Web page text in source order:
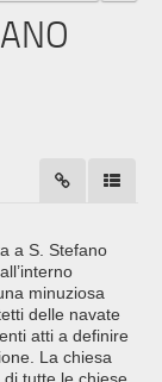
a S. Stefano
minuziosa
delle navate
atti a definire
La chiesa